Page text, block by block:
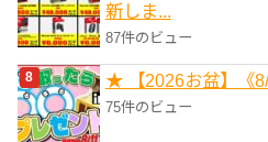
新しま...
87件のビュー
★ 【2026お盆】《
75件のビュー